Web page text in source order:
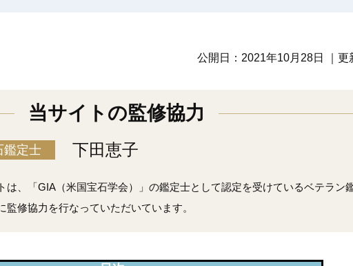
公開日： 2021年10月28日 ｜更
当サイトの監修協力
鑑定士 下田恵子
は、「GIA（米国宝石学会）」の鑑定士として認定を受けているベテラン
監修協力を行なっていただいています。